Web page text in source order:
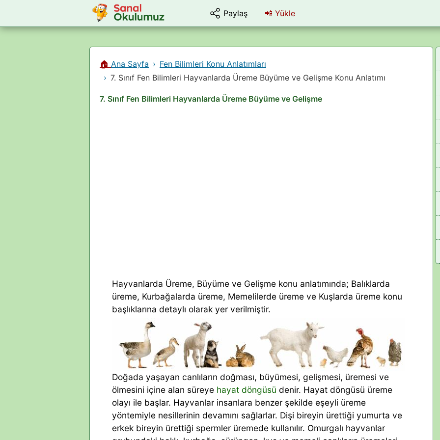
Paylaş 📲 Yükle
🏠 Ana Sayfa
Fen Bilimleri Konu Anlatımları
7. Sınıf Fen Bilimleri Hayvanlarda Üreme Büyüme ve Gelişme Konu Anlatımı
7. Sınıf Fen Bilimleri Hayvanlarda Üreme Büyüme ve Gelişme
Hayvanlarda Üreme, Büyüme ve Gelişme konu anlatımında; Balıklarda
üreme, Kurbağalarda üreme, Memelilerde üreme ve Kuşlarda üreme konu
başlıklarına detaylı olarak yer verilmiştir.
Doğada yaşayan canlıların doğması, büyümesi, gelişmesi, üremesi ve
ölmesini içine alan süreye hayat döngüsü denir. Hayat döngüsü üreme
olayı ile başlar. Hayvanlar insanlara benzer şekilde eşeyli üreme
yöntemiyle nesillerinin devamını sağlarlar. Dişi bireyin ürettiği yumurta ve
erkek bireyin ürettiği spermler üremede kullanılır. Omurgalı hayvanlar